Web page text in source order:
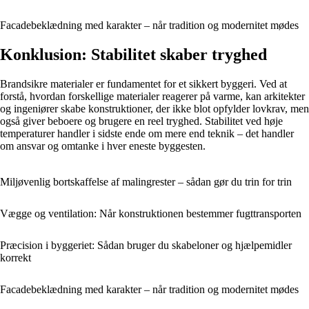
Facadebeklædning med karakter – når tradition og modernitet mødes
Konklusion: Stabilitet skaber tryghed
Brandsikre materialer er fundamentet for et sikkert byggeri. Ved at
forstå, hvordan forskellige materialer reagerer på varme, kan arkitekter
og ingeniører skabe konstruktioner, der ikke blot opfylder lovkrav, men
også giver beboere og brugere en reel tryghed. Stabilitet ved høje
temperaturer handler i sidste ende om mere end teknik – det handler
om ansvar og omtanke i hver eneste byggesten.
Miljøvenlig bortskaffelse af malingrester – sådan gør du trin for trin
Vægge og ventilation: Når konstruktionen bestemmer fugttransporten
Præcision i byggeriet: Sådan bruger du skabeloner og hjælpemidler
korrekt
Facadebeklædning med karakter – når tradition og modernitet mødes